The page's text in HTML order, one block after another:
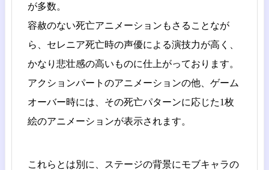
が多数。
容赦のない死亡アニメーションもさることなが
ら、セレニア死亡時の声優による演技力が高く、
かなり悲壮感の高いものに仕上がっております。
アクションパートのアニメーションの他、ゲーム
オーバー時には、その死亡パターンに応じた1枚
絵のアニメーションが表示されます。
これらとは別に、ステージの背景にモブキャラの